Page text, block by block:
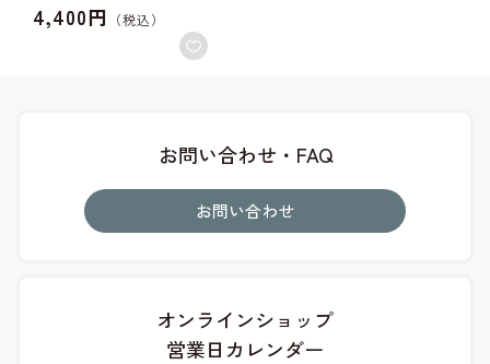
4,400円
お問い合わせ・FAQ
お問い合わせ
オンラインショップ
営業日カレンダー